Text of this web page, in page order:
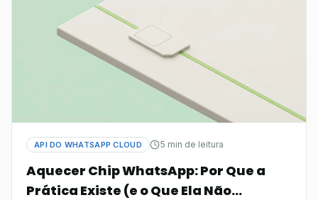
API DO WHATSAPP CLOUD 5 min de leitura
Aquecer Chip WhatsApp: Por Que a
Prática Existe (e o Que Ela Não